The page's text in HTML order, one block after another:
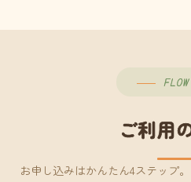
FLOW
ご利用
お申し込みはかんたん4ステップ